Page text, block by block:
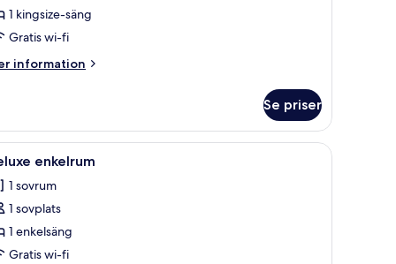
1 kingsize-säng
Gratis wi-fi
information
Se priser
en stol, en tv och ett fönster med gardiner.Ett sovrum med en säng, ett skrivbord och
4 enkelrum
1 sovrum
1 sovplats
1 enkelsäng
Gratis wi-fi